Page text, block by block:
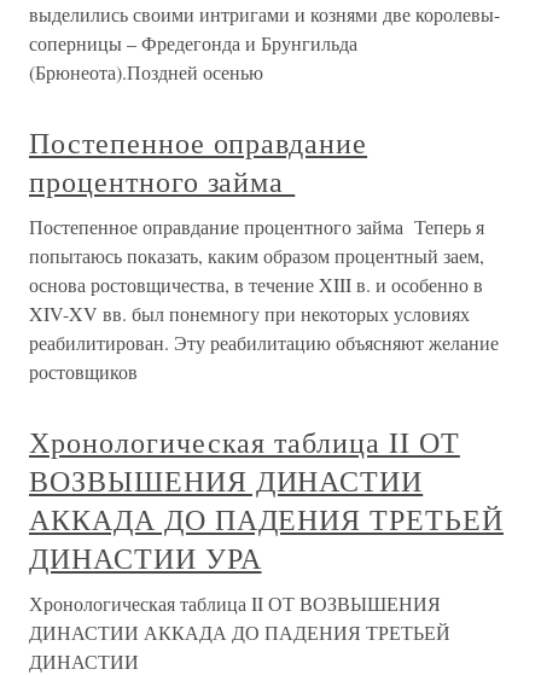
выделились своими интригами и кознями две королевы-
соперницы – Фредегонда и Брунгильда
(Брюнеота).Поздней осенью
Постепенное оправдание
процентного займа
Постепенное оправдание процентного займа Теперь я
попытаюсь показать, каким образом процентный заем,
основа ростовщичества, в течение XIII в. и особенно в
XIV-XV вв. был понемногу при некоторых условиях
реабилитирован. Эту реабилитацию объясняют желание
ростовщиков
Хронологическая таблица II ОТ
ВОЗВЫШЕНИЯ ДИНАСТИИ
АККАДА ДО ПАДЕНИЯ ТРЕТЬЕЙ
ДИНАСТИИ УРА
Хронологическая таблица II ОТ ВОЗВЫШЕНИЯ
ДИНАСТИИ АККАДА ДО ПАДЕНИЯ ТРЕТЬЕЙ
ДИНАСТИИ